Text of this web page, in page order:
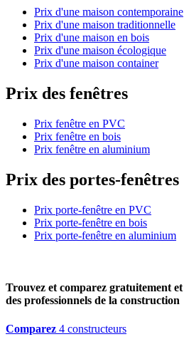
Prix d'une maison contemporaine
Prix d'une maison traditionnelle
Prix d'une maison en bois
Prix d'une maison écologique
Prix d'une maison container
Prix des fenêtres
Prix fenêtre en PVC
Prix fenêtre en bois
Prix fenêtre en aluminium
Prix des portes-fenêtres
Prix porte-fenêtre en PVC
Prix porte-fenêtre en bois
Prix porte-fenêtre en aluminium
Trouvez et comparez gratuitement et
des professionnels de la construction
Comparez 4 constructeurs